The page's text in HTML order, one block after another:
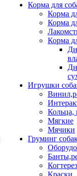
Корма для
Корма
Корма
Корма
Игрушки
Кольца,
Мягкие
Мячики
Груминг
Краски